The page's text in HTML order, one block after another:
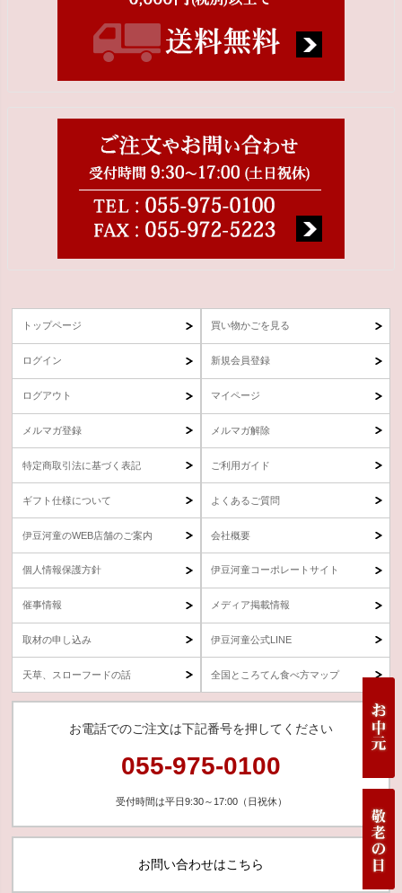
トップページ 買い物かごを見る
ログイン 新規会員登録
ログアウト マイページ
メルマガ登録 メルマガ解除
特定商取引法に基づく表記 ご利用ガイド
ギフト仕様について よくあるご質問
伊豆河童のWEB店舗のご案内 会社概要
個人情報保護方針 伊豆河童コーポレートサイト
催事情報 メディア掲載情報
取材の申し込み 伊豆河童公式LINE
天草、スローフードの話 全国ところてん食べ方マップ
お電話でのご注文は下記番号を押してください
055-975-0100
受付時間は平日9:30～17:00（日祝休）
お問い合わせはこちら